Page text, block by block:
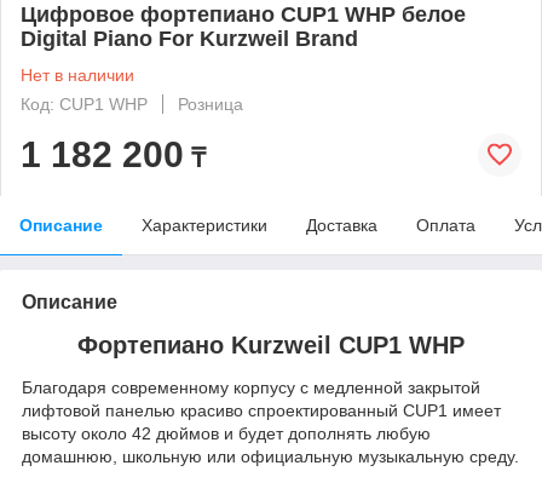
Цифровое фортепиано CUP1 WHP белое
Digital Piano For Kurzweil Brand
Нет в наличии
Код: CUP1 WHP
Розница
1 182 200 ₸
Описание Характеристики Доставка Оплата
Описание
Фортепиано Kurzweil CUP1 WHP
Благодаря современному корпусу с медленной закрытой
лифтовой панелью красиво спроектированный CUP1 имеет
высоту около 42 дюймов и будет дополнять любую
домашнюю, школьную или официальную музыкальную среду.